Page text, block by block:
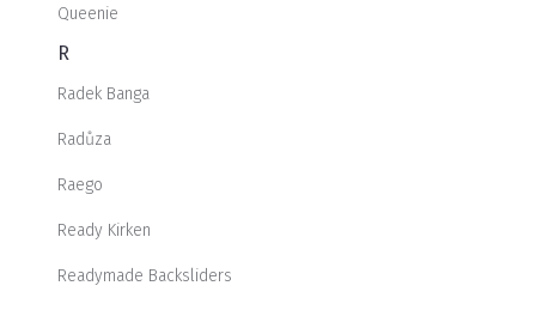
Queenie
R
Radek Banga
Radůza
Raego
Ready Kirken
Readymade Backsliders